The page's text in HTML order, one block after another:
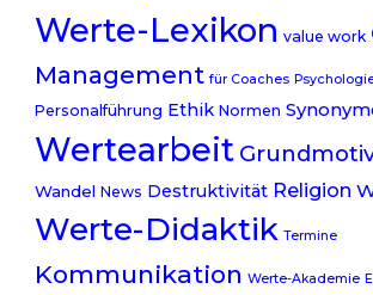
Werte-Lexikon value work
Management für Coaches
Personalführung Ethik Normen
Wertearbeit
Wandel News Destruktivität Religion
Werte-Didaktik Termine
Kommunikation Werte-Akademie